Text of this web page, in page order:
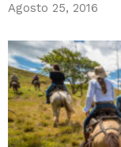
Agosto 25, 2016